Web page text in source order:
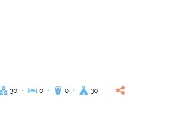
30 0 0 30